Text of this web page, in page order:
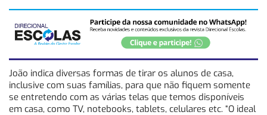
João indica diversas formas de tirar os alunos de casa,
inclusive com suas famílias, para que não fiquem somente
se entretendo com as várias telas que temos disponíveis
em casa, como TV, notebooks, tablets, celulares etc. “O ideal